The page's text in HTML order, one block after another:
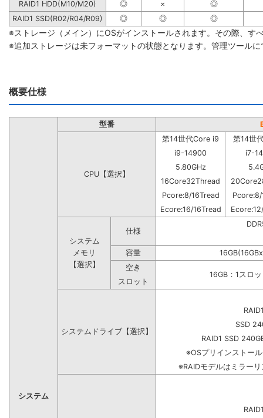
RAID1 HDD(M10/M20) ◎ ×
◎
RAID1 SSD(R02/R04/R09)
◎ ◎ ◎
※ストレージ（メイン）にOSがインストールされます。その際、す
※追加ストレージは未フォーマットの状態となります。管理ツール
概要仕様
システム
型番
CPU【選択】
第14世代Core i9
第14世
i9-14900
i7-
5.80GHz
16Core32Thread
Pcore:8/16Tread
Ecore:16/16Tread
システム
メモリ
【選択】
仕様
容量
空き
16GB：1スロ
スロット
システムドライブ【選択】
SSD
RAID1 SSD
※OSプリインストー
※RAIDモデルはミラー